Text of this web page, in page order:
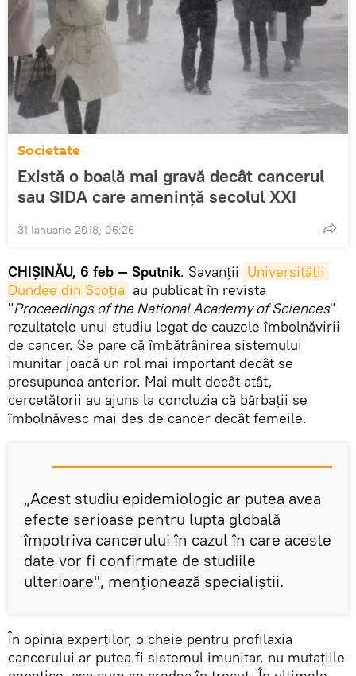
Societate
Există o boală mai gravă decât cancerul
sau SIDA care amenință secolul XXI
31 Ianuarie 2018, 06:26
CHIȘINĂU, 6 feb — Sputnik. Savanții Universității
Dundee din Scoția au publicat în revista
"Proceedings of the National Academy of Sciences"
rezultatele unui studiu legat de cauzele îmbolnăvirii
de cancer. Se pare că îmbătrânirea sistemului
imunitar joacă un rol mai important decât se
presupunea anterior. Mai mult decât atât,
cercetătorii au ajuns la concluzia că bărbații se
îmbolnăvesc mai des de cancer decât femeile.
„Acest studiu epidemiologic ar putea avea
efecte serioase pentru lupta globală
împotriva cancerului în cazul în care aceste
date vor fi confirmate de studiile
ulterioare", menționează specialiștii.
În opinia experților, o cheie pentru profilaxia
cancerului ar putea fi sistemul imunitar, nu mutațiile